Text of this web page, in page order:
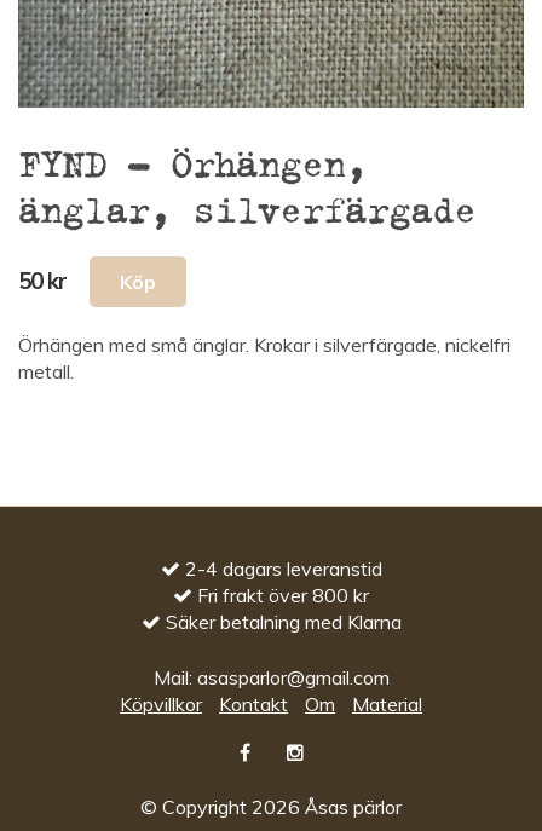
FYND – Örhängen,
änglar, silverfärgade
50 kr
Örhängen med små änglar. Krokar i silverfärgade, nickelfri
metall.
2-4 dagars leveranstid
Fri frakt över 800 kr
Säker betalning med Klarna
Mail: asasparlor@gmail.com
Köpvillkor
Kontakt Om Material
© Copyright 2026 Åsas pärlor